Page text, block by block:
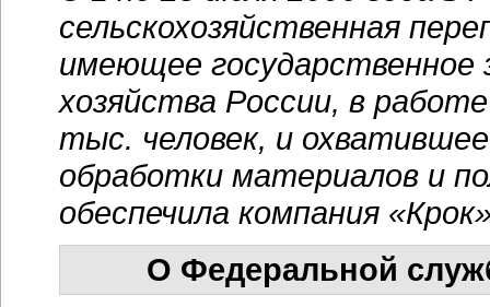
сельскохозяйственная
имеющее государственное
хозяйства России, в
тыс. человек, и
обработки материалов и
обеспечила компания
О Федеральной